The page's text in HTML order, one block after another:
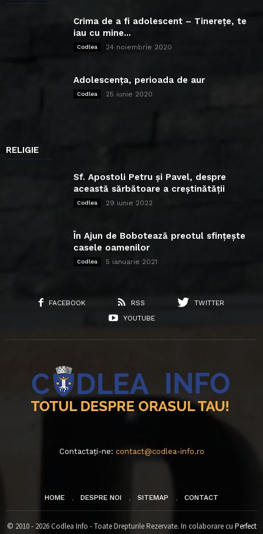
Crima de a fi adolescent – Tinerețe, te
iau cu mine...
Codlea 24 noiembrie 2020
Adolescența, perioada de aur
Codlea 25 iunie 2020
RELIGIE
Sf. Apostoli Petru și Pavel, despre
această sărbătoare a creștinătății
Codlea 29 iunie 2022
În Ajun de Bobotează preotul sfințește
casele oamenilor
Codlea 5 ianuarie 2021
FACEBOOK RSS
TWITTER
YOUTUBE
Contactați-ne: contact@codlea-info.ro
HOME DESPRE NOI SITEMAP CONTACT
© 2010 - 2026 Codlea Info - Toate Drepturile Rezervate. In colaborare cu Perfect